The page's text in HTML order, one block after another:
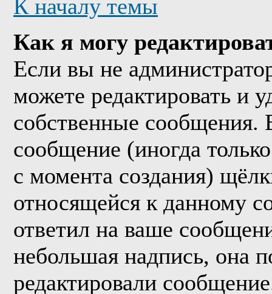
К началу темы
Как я могу
Если вы не
можете редактировать и
собственные сообщения.
сообщение (иногда
с момента создания)
относящейся к данному
ответил на ваше
небольшая надпись, она
редактировали